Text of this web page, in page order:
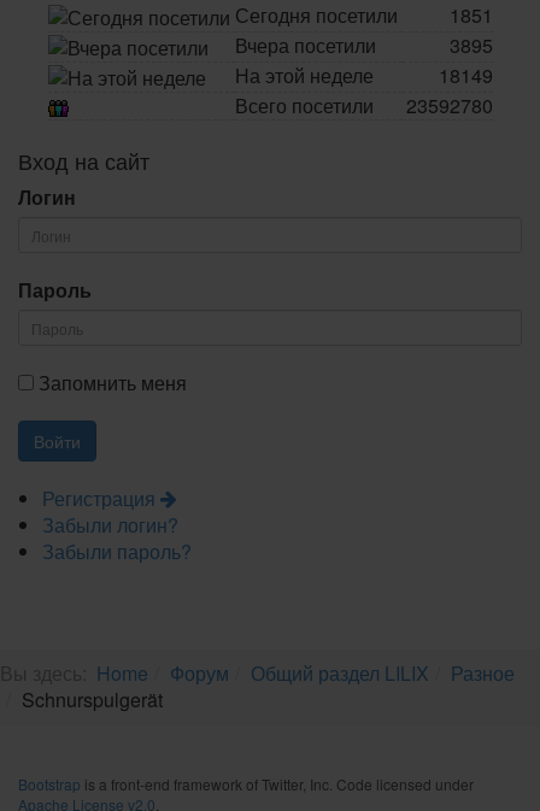
Сегодня посетили
1851
Вчера посетили
3895
На этой неделе
18149
Всего посетили
23592780
Вход на сайт
Логин
Пароль
Запомнить меня
Регистрация
Забыли логин?
Забыли пароль?
Home Форум Общий раздел LILIX
Разное
Schnurspulgerät
Bootstrap is a front-end framework of Twitter, Inc. Code licensed under
Apache License v2.0